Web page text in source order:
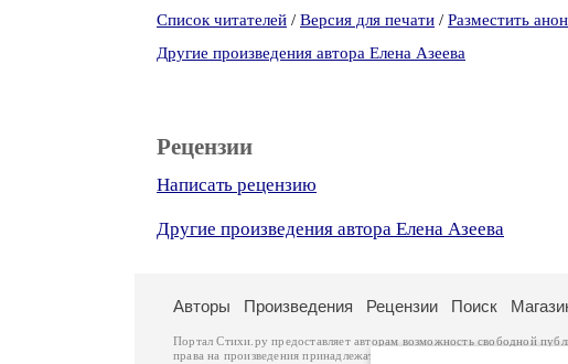
Список читателей / Версия для печати / Разместить
Другие произведения автора Елена Азеева
Рецензии
Написать рецензию
Другие произведения автора Елена Азеева
Авторы Произведения Рецензии Поиск
Портал Стихи.ру предоставляет авторам возможность свободной
права на произведения принадлежат авторам и охраняются
.